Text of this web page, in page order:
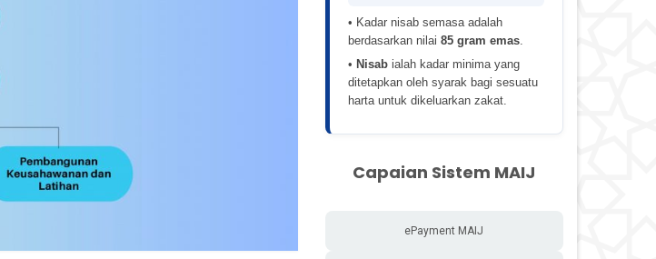
• Kadar nisab semasa adalah
berdasarkan nilai 85 gram emas.
• Nisabialah kadar minima yang
ditetapkan oleh syarak bagi sesuatu
harta untuk dikeluarkan zakat.
Capaian Sistem MAIJ
ePayment MAIJ